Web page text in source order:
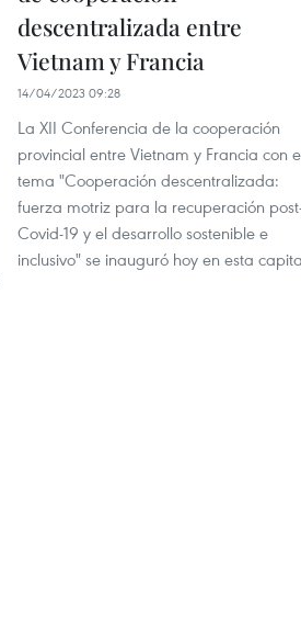
descentralizada entre
Vietnam y Francia
14/04/2023 09:28
La XII Conferencia de la cooperación
provincial entre Vietnam y Francia con
tema "Cooperación descentralizada:
fuerza motriz para la recuperación
Covid-19 y el desarrollo sostenible e
inclusivo" se inauguró hoy en esta